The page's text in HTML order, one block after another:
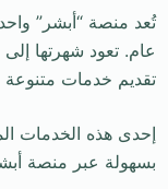
تُعد منصة “أبشر”
عام. تعود شهرتها
تقديم خدمات متنوعة
إحدى هذه الخدمات
بسهولة عبر منصة